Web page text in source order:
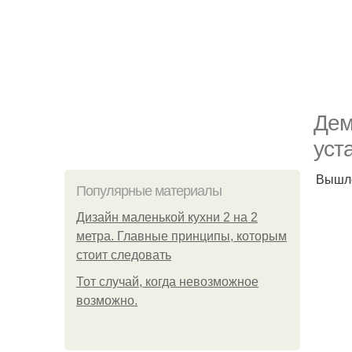
Популярные материалы
Дизайн маленькой кухни 2 на 2
метра. Главные принципы, которым
стоит следовать
Тот случай, когда невозможное
возможно.